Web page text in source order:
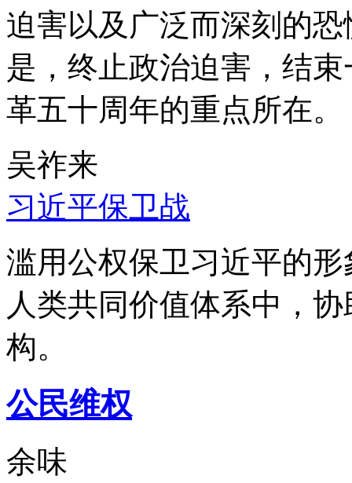
迫害以及广泛而深刻的
是，终止政治迫害，结
革五十周年的重点所在。
吴祚来
习近平保卫战
滥用公权保卫习近平的
人类共同价值体系中，
构。
公民维权
余味